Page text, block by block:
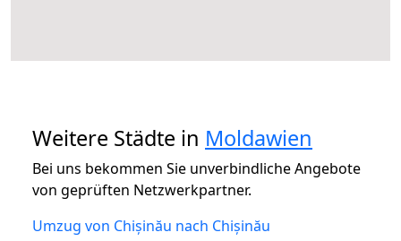
Weitere Städte in Moldawien
Bei uns bekommen Sie unverbindliche Angebote
von geprüften Netzwerkpartner.
Umzug von Chișinău nach Chișinău